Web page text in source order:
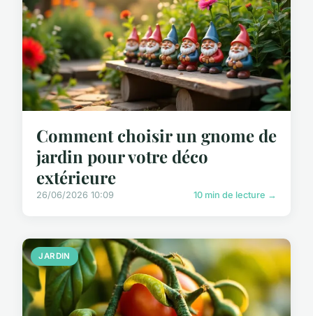
Comment choisir un gnome de
jardin pour votre déco
extérieure
26/06/2026 10:09 10 min de lecture →
JARDIN